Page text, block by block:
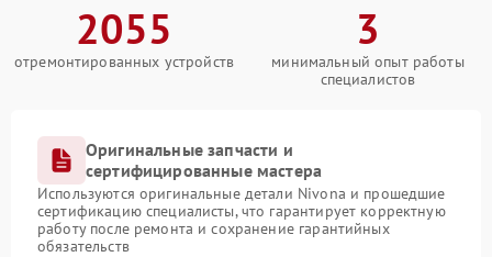
2055
отремонтированных устройств
3
минимальный опыт работы
специалистов
Оригинальные запчасти и
сертифицированные мастера
Используются оригинальные детали Nivona и прошедшие
сертификацию специалисты, что гарантирует корректную
работу после ремонта и сохранение гарантийных
обязательств